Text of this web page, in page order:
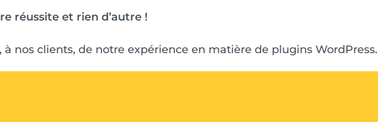
réussite et rien d’autre !
nos clients, de notre expérience en matière de plugins WordPress.